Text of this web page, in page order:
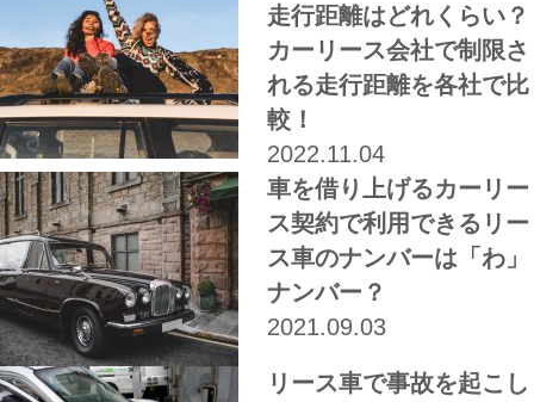
走行距離はどれくらい？
カーリース会社で制限さ
れる走行距離を各社で比
較！
2022.11.04
車を借り上げるカーリー
ス契約で利用できるリー
ス車のナンバーは「わ」
ナンバー？
2021.09.03
リース車で事故を起こし